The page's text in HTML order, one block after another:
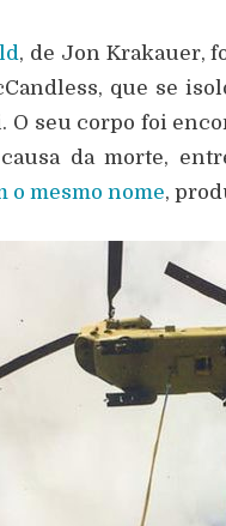
, de Jon Krakauer,
que se
O seu corpo foi
da morte,
o mesmo nome,